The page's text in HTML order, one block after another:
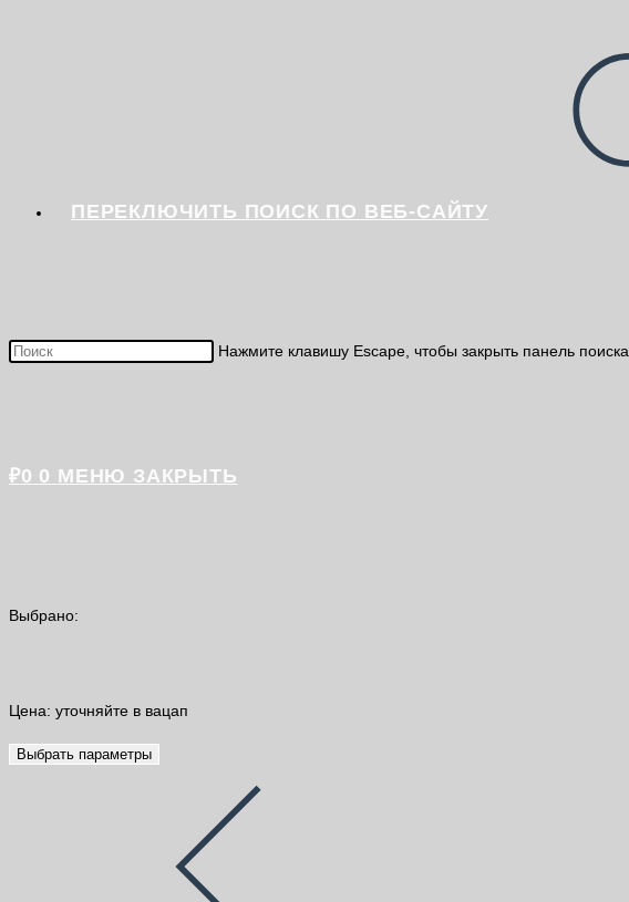
ПЕРЕКЛЮЧИТЬ ПОИСК ПО ВЕБ-САЙТУ
Нажмите клавишу Escape, чтобы закрыть панель поиска.
₽0 0 МЕНЮ ЗАКРЫТЬ
Выбрано:
Цена: уточняйте в вацап
Выбрать параметры